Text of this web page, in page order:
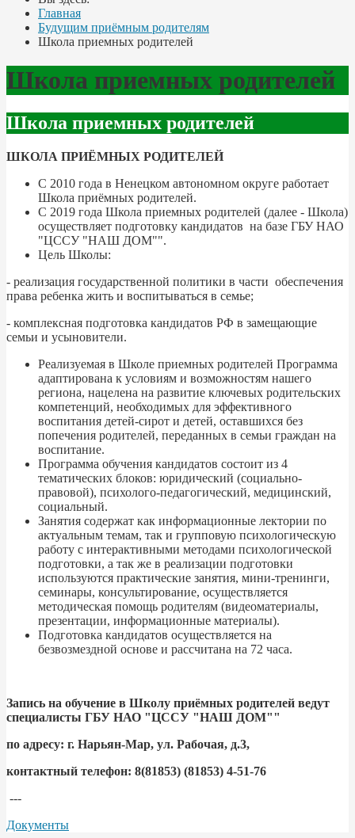
Главная
Будущим приёмным родителям
Школа приемных родителей
Школа приемных родителей
Школа приемных родителей
ШКОЛА ПРИЁМНЫХ РОДИТЕЛЕЙ
С 2010 года в Ненецком автономном округе работает
Школа приёмных родителей.
С 2019 года Школа приемных родителей (далее - Школа)
осуществляет подготовку кандидатов на базе ГБУ НАО
"ЦССУ "НАШ ДОМ"".
Цель Школы:
- реализация государственной политики в части обеспечения
права ребенка жить и воспитываться в семье;
- комплексная подготовка кандидатов РФ в замещающие
семьи и усыновители.
Реализуемая в Школе приемных родителей Программа
адаптирована к условиям и возможностям нашего
региона, нацелена на развитие ключевых родительских
компетенций, необходимых для эффективного
воспитания детей-сирот и детей, оставшихся без
попечения родителей, переданных в семьи граждан на
воспитание.
Программа обучения кандидатов состоит из 4
тематических блоков: юридический (социально-
правовой), психолого-педагогический, медицинский,
социальный.
Занятия содержат как информационные лектории по
актуальным темам, так и групповую психологическую
работу с интерактивными методами психологической
подготовки, а так же в реализации подготовки
используются практические занятия, мини-тренинги,
семинары, консультирование, осуществляется
методическая помощь родителям (видеоматериалы,
презентации, информационные материалы).
Подготовка кандидатов осуществляется на
безвозмездной основе и рассчитана на 72 часа.
Запись на обучение в Школу приёмных родителей ведут
специалисты ГБУ НАО "ЦССУ "НАШ ДОМ""
по адресу: г. Нарьян-Мар, ул. Рабочая, д.3,
контактный телефон: 8(81853) (81853) 4-51-76
---
Документы